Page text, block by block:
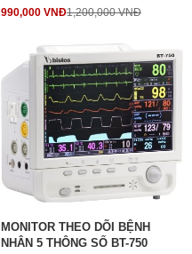
990,000 VNĐ1,200,000 VNĐ
MONITOR THEO DÕI BỆNH
NHÂN 5 THÔNG SỐ BT-750